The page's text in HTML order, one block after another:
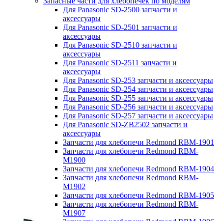
Для Panasonic SD-2500 запчасти и
аксессуары
Для Panasonic SD-2501 запчасти и
аксессуары
Для Panasonic SD-2510 запчасти и
аксессуары
Для Panasonic SD-2511 запчасти и
аксессуары
Для Panasonic SD-253 запчасти и аксессуары
Для Panasonic SD-254 запчасти и аксессуары
Для Panasonic SD-255 запчасти и аксессуары
Для Panasonic SD-256 запчасти и аксессуары
Для Panasonic SD-257 запчасти и аксессуары
Для Panasonic SD-ZB2502 запчасти и
аксессуары
Запчасти для хлебопечи Redmond RBM-1901
Запчасти для хлебопечи Redmond RBM-
M1900
Запчасти для хлебопечи Redmond RBM-1904
Запчасти для хлебопечи Redmond RBM-
M1902
Запчасти для хлебопечи Redmond RBM-1905
Запчасти для хлебопечи Redmond RBM-
M1907